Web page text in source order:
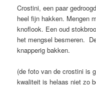
Crostini, een paar
heel fijn hakken. Mengen
knoflook. Een oud
het mengsel besmeren.
knapperig bakken.
(de foto van de crostini is
kwaliteit is helaas niet zo